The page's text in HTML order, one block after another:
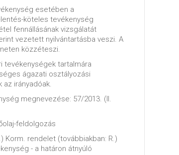
esetében a
köteles tevékenység
fennállásának vizsgálatát
vezetett nyilvántartásba veszi. A
közzéteszi.
tevékenységek tartalmára
ágazati osztályozási
irányadóak.
megnevezése: 57/2013. (II.
feldolgozás
Korm. rendelet (továbbiakban: R.)
- a határon átnyúló